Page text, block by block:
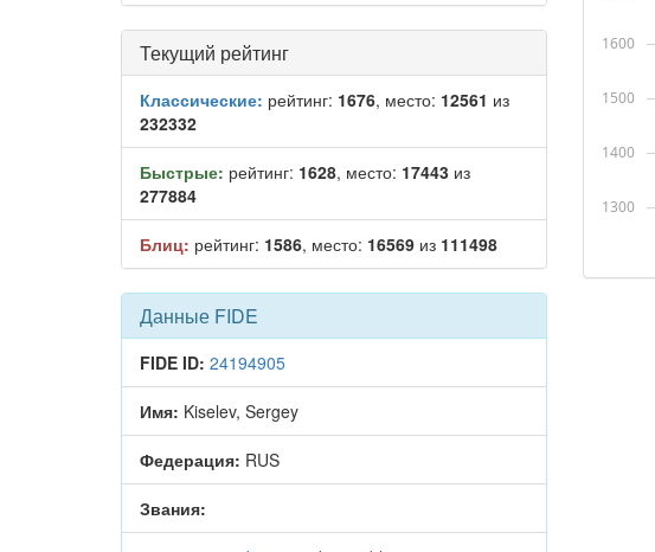
Текущий рейтинг
Классические: рейтинг: 1676, место: 12561 из
232332
Быстрые: рейтинг: 1628, место: 17443 из
277884
Блиц: рейтинг: 1586, место: 16569 из 111498
Данные FIDE
FIDE ID: 24194905
Имя: Kiselev, Sergey
Федерация: RUS
Звания:
1300
1400
1500
1600